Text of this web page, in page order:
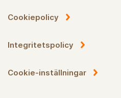
Cookiepolicy
Integritetspolicy
Cookie-inställningar